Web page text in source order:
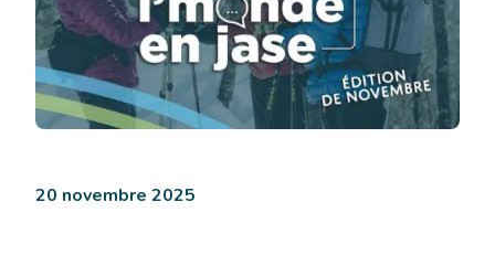
«
20 novembre 2025